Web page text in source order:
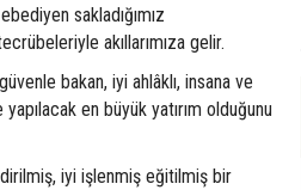
sakladığımız
akıllarımıza gelir.
bakan, iyi ahlâklı, insana ve
en büyük yatırım olduğunu
iyi işlenmiş eğitilmiş bir